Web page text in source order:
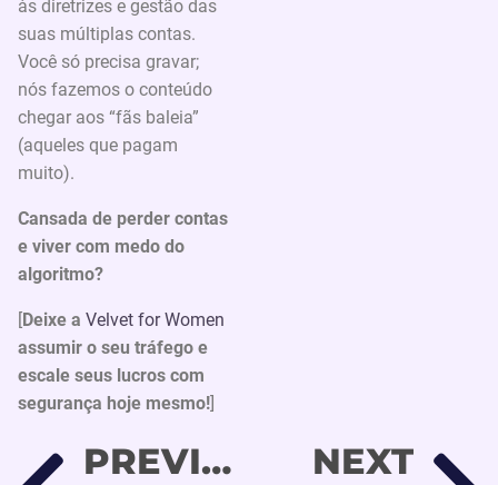
às diretrizes e gestão das
suas múltiplas contas.
Você só precisa gravar;
nós fazemos o conteúdo
chegar aos “fãs baleia”
(aqueles que pagam
muito).
Cansada de perder contas
e viver com medo do
algoritmo?
[Deixe a Velvet for Women
assumir o seu tráfego e
escale seus lucros com
segurança hoje mesmo!
PREVIOUS
NEXT